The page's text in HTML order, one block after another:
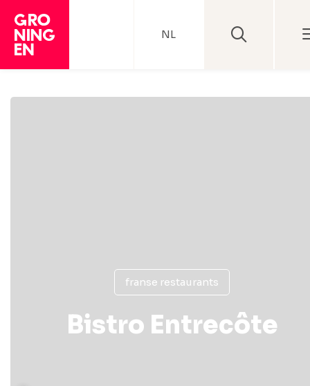
NL
franse restaurants
Bistro Entrecôte